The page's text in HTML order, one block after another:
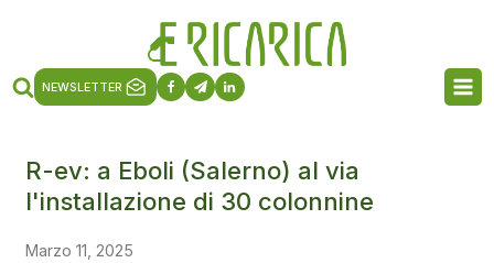
NEWSLETTER
R-ev: a Eboli (Salerno) al via
l'installazione di 30 colonnine
Marzo 11, 2025